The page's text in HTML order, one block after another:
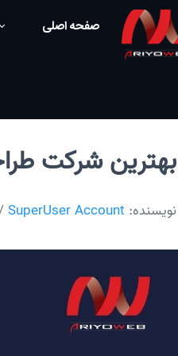
صفحه اصلی
بهترین شرکت
نویسنده: SuperUser Account
/